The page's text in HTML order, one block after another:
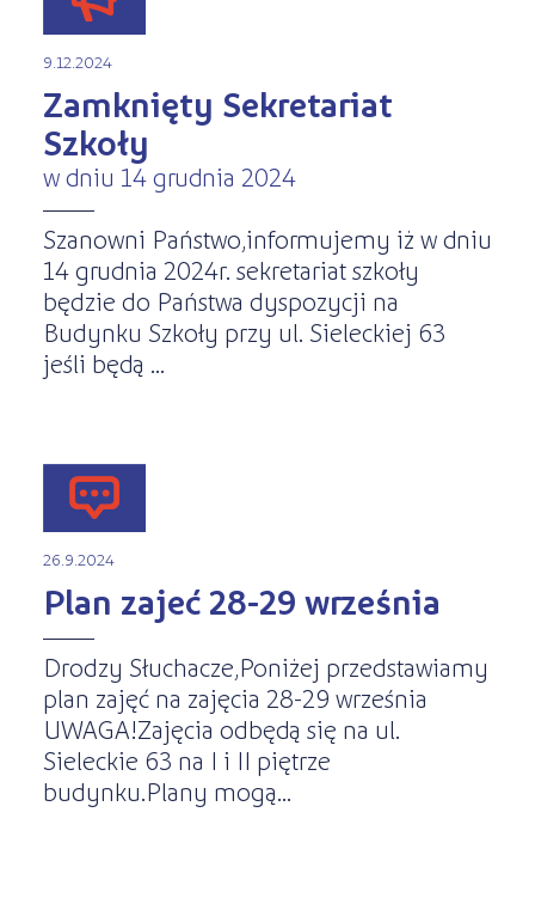
9.12.2024
Zamknięty Sekretariat
Szkoły
w dniu 14 grudnia 2024
Szanowni Państwo,informujemy iż w dniu
14 grudnia 2024r. sekretariat szkoły
będzie do Państwa dyspozycji na
Budynku Szkoły przy ul. Sieleckiej 63
jeśli będą ...
26.9.2024
Plan zajeć 28-29 września
Drodzy Słuchacze,Poniżej przedstawiamy
plan zajęć na zajęcia 28-29 września
UWAGA!Zajęcia odbędą się na ul.
Sieleckie 63 na I i II piętrze
budynku.Plany mogą...